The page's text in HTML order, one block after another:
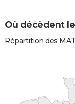
Où décèdent
Répartition des